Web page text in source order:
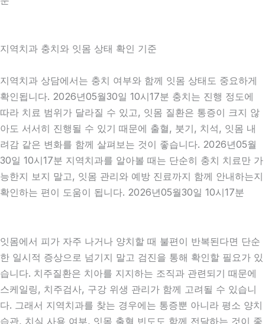
지역치과 충치와 잇몸 상태 확인 기준
지역치과 상담에서는 충치 여부와 함께 잇몸 상태도 중요하게
확인됩니다. 2026년05월30일 10시17분 충치는 진행 정도에
따라 치료 범위가 달라질 수 있고, 잇몸 질환은 통증이 크지 않
아도 서서히 진행될 수 있기 때문에 출혈, 붓기, 치석, 잇몸 내
려감 같은 변화를 함께 살펴보는 것이 좋습니다. 2026년05월
30일 10시17분 지역치과를 알아볼 때는 단순히 충치 치료만 가
능한지 보지 말고, 잇몸 관리와 예방 진료까지 함께 안내하는지
확인하는 편이 도움이 됩니다. 2026년05월30일 10시17분
잇몸에서 피가 자주 나거나 양치할 때 불편이 반복된다면 단순
한 일시적 증상으로 넘기지 말고 검진을 통해 확인할 필요가 있
습니다. 치주질환은 치아를 지지하는 조직과 관련되기 때문에
스케일링, 치주검사, 구강 위생 관리가 함께 고려될 수 있습니
다. 그래서 지역치과를 찾는 경우에는 통증뿐 아니라 평소 양치
습관, 치실 사용 여부, 잇몸 출혈 빈도도 함께 전달하는 것이 좋